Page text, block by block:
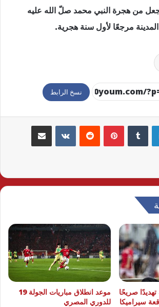
وجعل من هجرة النبي محمد صلّ الله عليه
مرجعًا لأول سنة هجرية.
نسخ الرابط
لينكدإن بينتيريست مشاركة عبر البريد
صريحًا
سيراميكا
موعد انطلاق مباريات الجولة 19
للدوري المصري